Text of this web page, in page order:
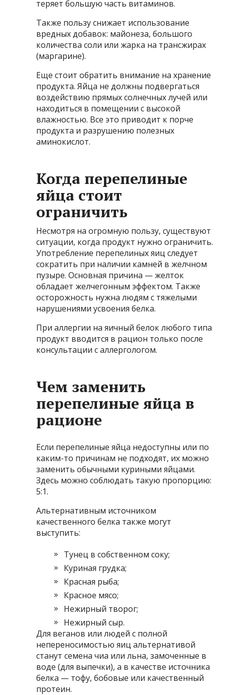
теряет большую часть витаминов.
Также пользу снижает использование
вредных добавок: майонеза, большого
количества соли или жарка на трансжирах
(маргарине).
Еще стоит обратить внимание на хранение
продукта. Яйца не должны подвергаться
воздействию прямых солнечных лучей или
находиться в помещении с высокой
влажностью. Все это приводит к порче
продукта и разрушению полезных
аминокислот.
Когда перепелиные
яйца стоит
ограничить
Несмотря на огромную пользу, существуют
ситуации, когда продукт нужно ограничить.
Употребление перепелиных яиц следует
сократить при наличии камней в желчном
пузыре. Основная причина — желток
обладает желчегонным эффектом. Также
осторожность нужна людям с тяжелыми
нарушениями усвоения белка.
При аллергии на яичный белок любого типа
продукт вводится в рацион только после
консультации с аллергологом.
Чем заменить
перепелиные яйца в
рационе
Если перепелиные яйца недоступны или по
каким-то причинам не подходят, их можно
заменить обычными куриными яйцами.
Здесь можно соблюдать такую пропорцию:
5:1.
Альтернативным источником
качественного белка также могут
выступить:
Тунец в собственном соку;
Куриная грудка;
Красная рыба;
Красное мясо;
Нежирный творог;
Нежирный сыр.
Для веганов или людей с полной
непереносимостью яиц альтернативой
станут семена чиа или льна, замоченные в
воде (для выпечки), а в качестве источника
белка — тофу, бобовые или качественный
протеин.